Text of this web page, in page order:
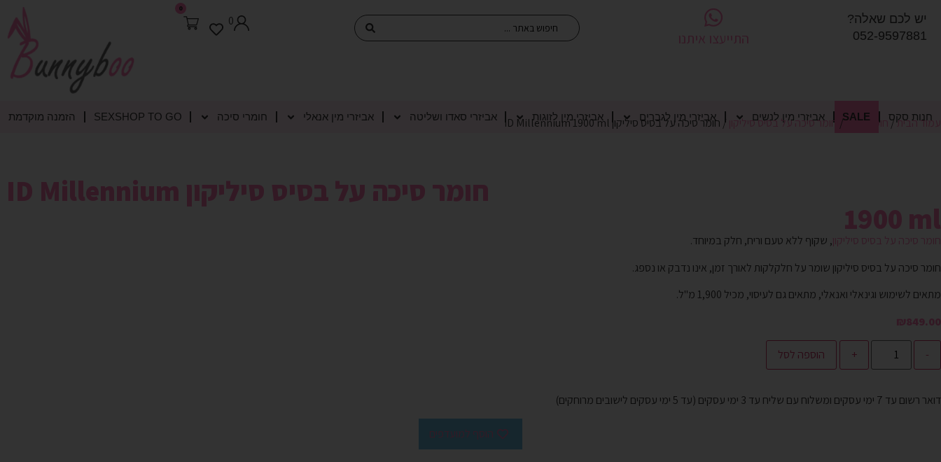
יש לכם שאלה?
052-9597881
התייעצו איתנו
0
0
חנות סקס SALE אביזרי מין לנשים אביזרי מין לגברים אביזרי מין לזוגות אביזרי סאדו ושליטה אביזרי מין אנאלי חומרי סיכה SEXSHOP TO GO הזמנה מוקדמת עמוד הבית/ חומר סיכה/ חומר סיכה על בסיס סיליקון / חומר סיכה על בסיס סיליקון ID Millennium 1900 ml
חומר סיכה על בסיס סיליקון ID Millennium
1900 ml
חומר סיכה על בסיס סיליקון, שקוף ללא טעם וריח, חלק במיוחד.
חומר סיכה על בסיס סיליקון שומר על חלקלקות לאורך זמן, אינו נדבק או נספג.
מתאים לשימוש וגינאלי ואנאלי, מתאים גם לעיסוי, מכיל 1,900 מ"ל.
₪849.00
-
+ הוספה לסל
דואר רשום עד 7 ימי עסקים ומשלוח עם שליח עד 3 ימי עסקים (עד 5 ימי עסקים לישובים מרוחקים)
הוסף למועדפים